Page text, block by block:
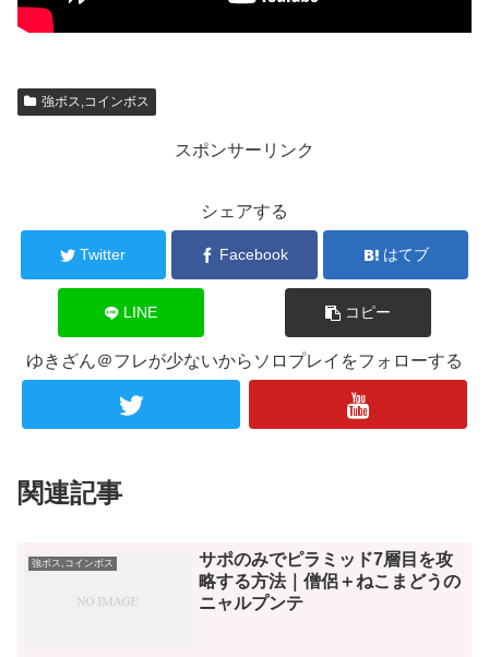
強ボス,コインボス
スポンサーリンク
シェアする
Twitter Facebook はてブ
LINE コピー
ゆきざん＠フレが少ないからソロプレイをフォローする
関連記事
強ボス,コインボス
サポのみでピラミッド7層目を攻
略する方法｜僧侶＋ねこまどうの
ニャルプンテ